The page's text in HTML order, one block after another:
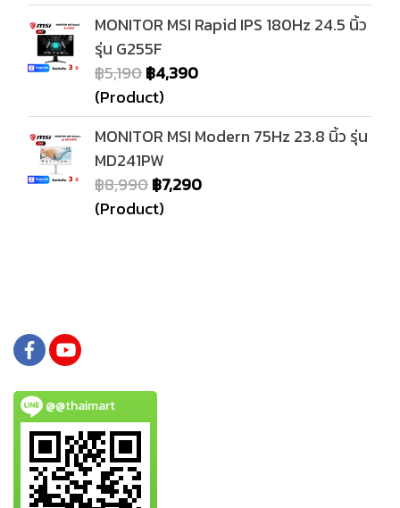
MONITOR MSI Rapid IPS 180Hz 24.5 นิ้ว
รุ่น G255F
฿5,190฿4,390
(Product)
MONITOR MSI Modern 75Hz 23.8 นิ้ว รุ่น
MD241PW
฿8,990฿7,290
(Product)
@@thaimart